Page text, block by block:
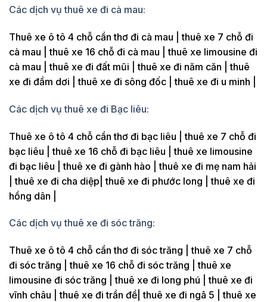
Các dịch vụ thuê xe đi cà mau:
Thuê xe ô tô 4 chỗ cần thơ đi cà mau | thuê xe 7 chỗ đi
cà mau | thuê xe 16 chỗ đi cà mau | thuê xe limousine đi
cà mau | thuê xe đi đất mũi | thuê xe đi năm căn | thuê
xe đi đầm dơi | thuê xe đi sông đốc | thuê xe đi u minh |
Các dịch vụ thuê xe đi Bạc liêu:
Thuê xe ô tô 4 chỗ cần thơ đi bạc liêu | thuê xe 7 chỗ đi
bạc liêu | thuê xe 16 chỗ đi bạc liêu | thuê xe limousine
đi bạc liêu | thuê xe đi gành hào | thuê xe đi mẹ nam hải
| thuê xe đi cha diệp| thuê xe đi phước long | thuê xe đi
hồng dân |
Các dịch vụ thuê xe đi sóc trăng:
Thuê xe ô tô 4 chỗ cần thơ đi sóc trăng | thuê xe 7 chỗ
đi sóc trăng | thuê xe 16 chỗ đi sóc trăng | thuê xe
limousine đi sóc trăng | thuê xe đi long phú | thuê xe đi
vĩnh châu | thuê xe đi trần đề| thuê xe đi ngã 5 | thuê xe